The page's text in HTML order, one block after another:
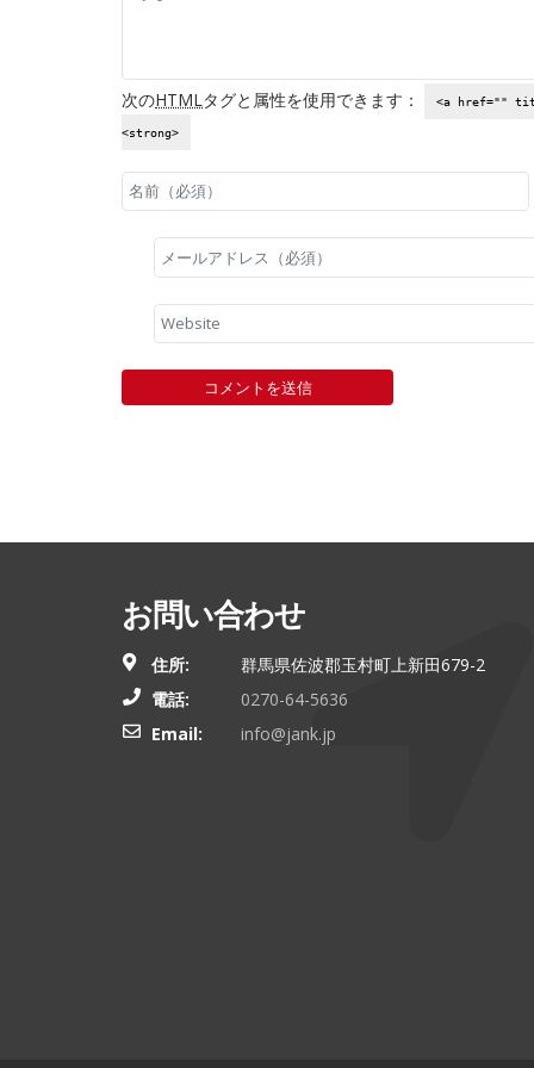
次のHTML タグと属性を使用できます： <a href=""
<strong>
お問い合わせ
住所:
群馬県佐波郡玉村町上新田679-2
電話:
0270-64-5636
Email:
info@jank.jp